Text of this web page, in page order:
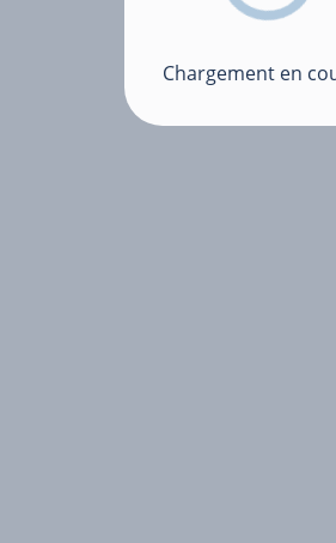
Chargement en